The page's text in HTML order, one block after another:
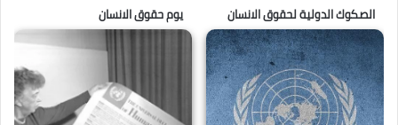
الصكوك الدولية لحقوق الانسان يوم حقوق الانسان